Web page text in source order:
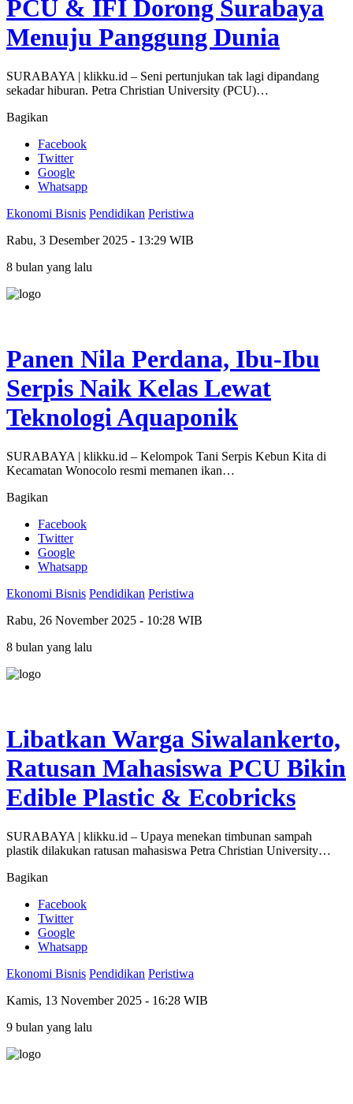
PCU & IFI Dorong Surabaya
Menuju Panggung Dunia
SURABAYA | klikku.id – Seni pertunjukan tak lagi dipandang
sekadar hiburan. Petra Christian University (PCU)…
Bagikan
Facebook
Twitter
Google
Whatsapp
Ekonomi Bisnis Pendidikan Peristiwa
Rabu, 3 Desember 2025 - 13:29 WIB
8 bulan yang lalu
Panen Nila Perdana, Ibu-Ibu
Serpis Naik Kelas Lewat
Teknologi Aquaponik
SURABAYA | klikku.id – Kelompok Tani Serpis Kebun Kita di
Kecamatan Wonocolo resmi memanen ikan…
Bagikan
Facebook
Twitter
Google
Whatsapp
Ekonomi Bisnis Pendidikan Peristiwa
Rabu, 26 November 2025 - 10:28 WIB
8 bulan yang lalu
Libatkan Warga Siwalankerto,
Ratusan Mahasiswa PCU Bikin
Edible Plastic & Ecobricks
SURABAYA | klikku.id – Upaya menekan timbunan sampah
plastik dilakukan ratusan mahasiswa Petra Christian University…
Bagikan
Facebook
Twitter
Google
Whatsapp
Ekonomi Bisnis Pendidikan Peristiwa
Kamis, 13 November 2025 - 16:28 WIB
9 bulan yang lalu